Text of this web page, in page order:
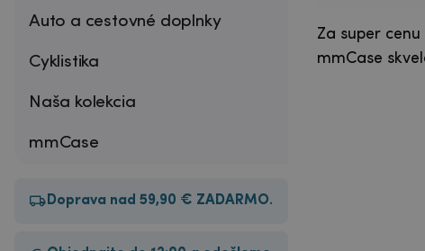
Auto a cestovné doplnky
Cyklistika
Naša kolekcia
mmCase
Doprava nad 59,90 € ZADARMO.
Za super
mmCase